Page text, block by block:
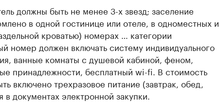
должны быть не менее 3-х звезд; заселение
в одной гостинице или отеле, в одноместных и
кроватью) номерах … категории
номер должен включать систему индивидуального
ванные комнаты с душевой кабиной, феном,
принадлежности, бесплатный wi-fi. В стоимость
включено трехразовое питание (завтрак, обед,
в документах электронной закупки.